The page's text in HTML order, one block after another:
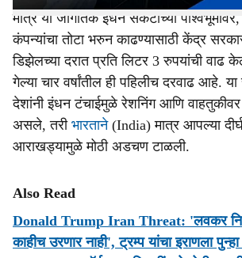
मात्र या जागतिक इंधन संकटाच्या
कंपन्यांचा तोटा भरुन काढण्यासाठी केंद्र
डिझेलच्या दरात प्रति लिटर 3 रुपयांची वाढ
गेल्या चार वर्षांतील ही पहिलीच दरवाढ आहे.
देशांनी इंधन टंचाईमुळे रेशनिंग आणि
असले, तरी भारताने(India) मात्र आपल्या
आराखड्यामुळे मोठी अडचण टाळली.
Also Read
Donald Trump Iran Threat: 'लवकर
काहीच उरणार नाही', ट्रम्प यांचा इराणला